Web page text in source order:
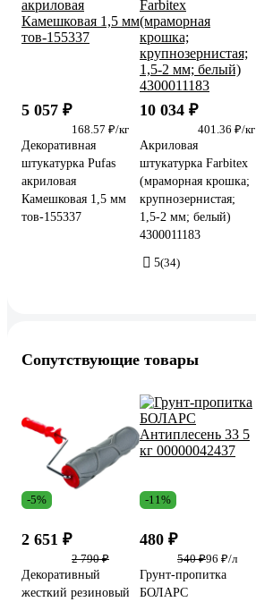
5 057 ₽
168.57 ₽/кг
Декоративная
штукатурка Pufas
акриловая
Камешковая 1,5 мм
тов-155337
10 034 ₽
401.36 ₽/кг
Акриловая
штукатурка Farbitex
(мраморная крошка;
крупнозернистая;
1,5-2 мм; белый)
4300011183
5(34)
Сопутствующие товары
-5%
2 651 ₽
2 790 ₽
Декоративный
жесткий резиновый
-11%
480 ₽
540 ₽96 ₽/л
Грунт-пропитка
БОЛАРС